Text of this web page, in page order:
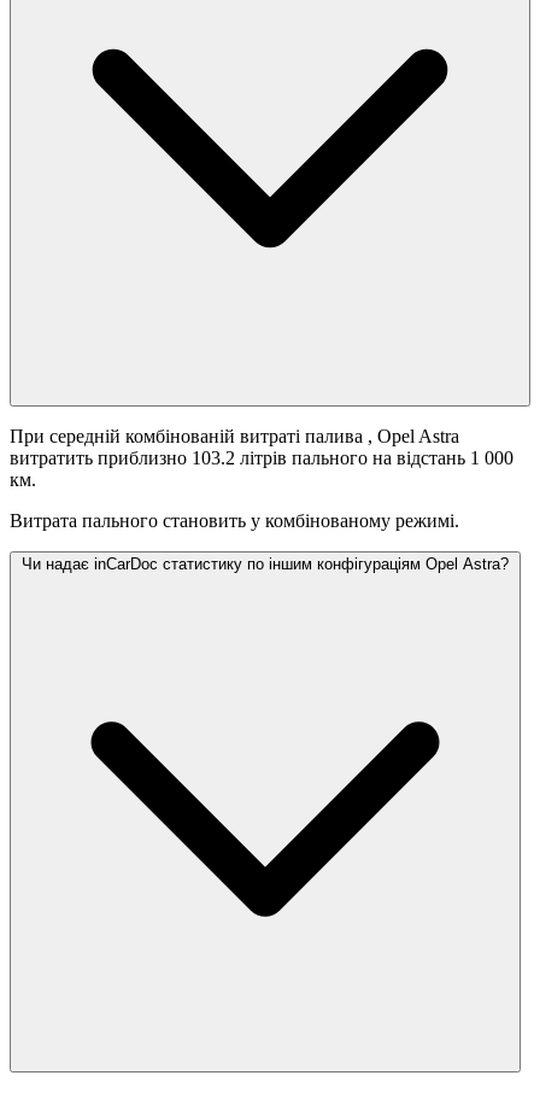
При середній комбінованій витраті палива , Opel Astra
витратить приблизно 103.2 літрів пального на відстань 1 000
км.
Витрата пального становить у комбінованому режимі.
Чи надає inCarDoc статистику по іншим конфігураціям Opel Astra?